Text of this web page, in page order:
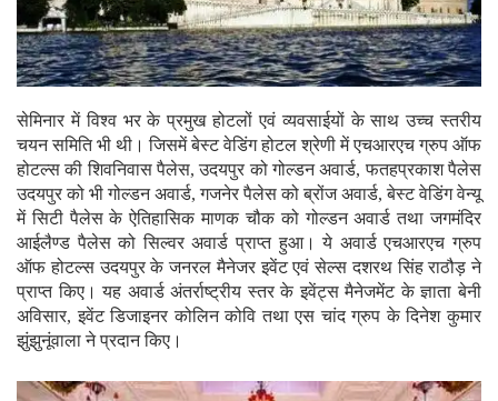
सेमिनार में विश्व भर के प्रमुख होटलों एवं व्यवसाईयों के साथ उच्च स्तरीय
चयन समिति भी थी। जिसमें बेस्ट वेडिंग होटल श्रेणी में एचआरएच ग्रुप ऑफ
होटल्स की शिवनिवास पैलेस, उदयपुर को गोल्डन अवार्ड, फतहप्रकाश पैलेस
उदयपुर को भी गोल्डन अवार्ड, गजनेर पैलेस को ब्रोंज अवार्ड, बेस्ट वेडिंग वेन्यू
में सिटी पैलेस के ऐतिहासिक माणक चौक को गोल्डन अवार्ड तथा जगमंदिर
आईलैण्ड पैलेस को सिल्वर अवार्ड प्राप्त हुआ। ये अवार्ड एचआरएच ग्रुप
ऑफ होटल्स उदयपुर के जनरल मैनेजर इवेंट एवं सेल्स दशरथ सिंह राठौड़ ने
प्राप्त किए। यह अवार्ड अंतर्राष्ट्रीय स्तर के इवेंट्स मैनेजमेंट के ज्ञाता बेनी
अविसार, इवेंट डिजाइनर कोलिन कोवि तथा एस चांद ग्रुप के दिनेश कुमार
झुंझुनूंवाला ने प्रदान किए।